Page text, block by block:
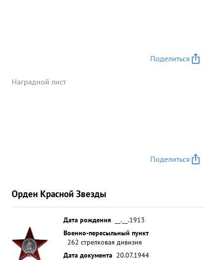
Поделиться
Наградной лист
Поделиться
Орден Красной Звезды
Дата рождения
__.__.1913
Военно-пересыльный пункт
262 стрелковая дивизия
Дата документа 20.07.1944